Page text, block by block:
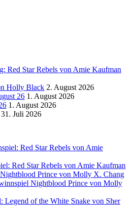
Red Star Rebels von Amie Kaufman
Holly Black 2. August 2026
26 1. August 2026
1. August 2026
31. Juli 2026
Red Star Rebels von Amie
Red Star Rebels von Amie Kaufman
Prince von Molly X. Chang
Nightblood Prince von Molly
Legend of the White Snake von Sher